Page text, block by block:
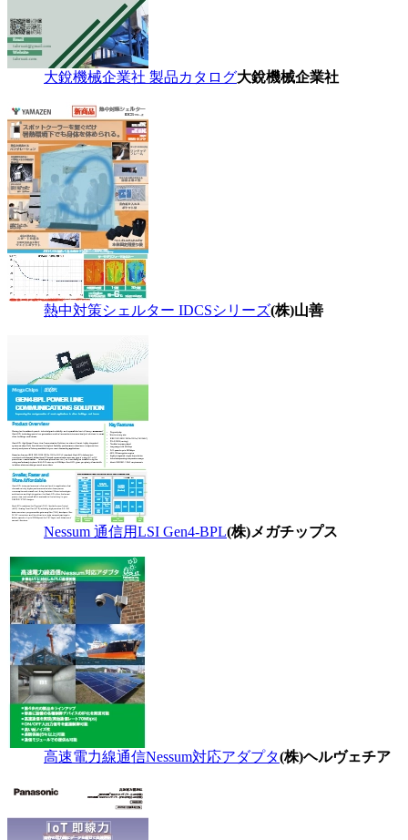
大銳機械企業社 製品カタログ大銳機械企業社
熱中対策シェルター IDCSシリーズ(株)山善
Nessum 通信用LSI Gen4-BPL(株)メガチップス
高速電力線通信Nessum対応アダプタ(株)ヘルヴェチア